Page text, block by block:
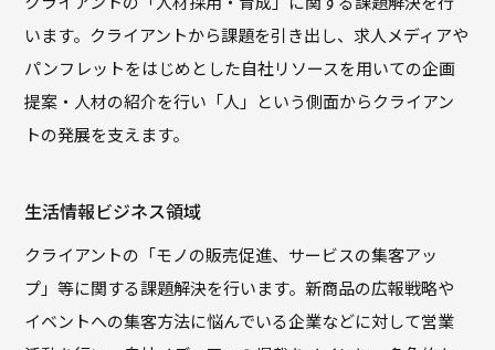
います。クライアントから課題を引き出し、求人メディアや
パンフレットをはじめとした自社リソースを用いての企画
提案・人材の紹介を行い「人」という側面からクライアン
トの発展を支えます。
生活情報ビジネス領域
クライアントの「モノの販売促進、サービスの集客アッ
プ」等に関する課題解決を行います。新商品の広報戦略や
イベントへの集客方法に悩んでいる企業などに対して営業